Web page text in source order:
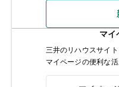
マイ
三井のリハウスサイ
マイページの便利な